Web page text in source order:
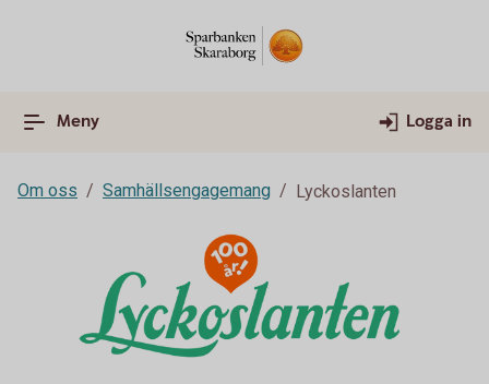
Meny Logga in
Om oss Samhällsengagemang Lyckoslanten